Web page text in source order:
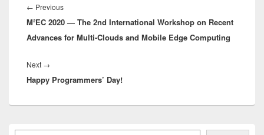
← PreviousPrevious
post:
M²EC 2020 — The 2nd International Workshop on Recent
Advances for Multi-Clouds and Mobile Edge Computing
Next →
post:
Happy Programmers’ Day!
Primary